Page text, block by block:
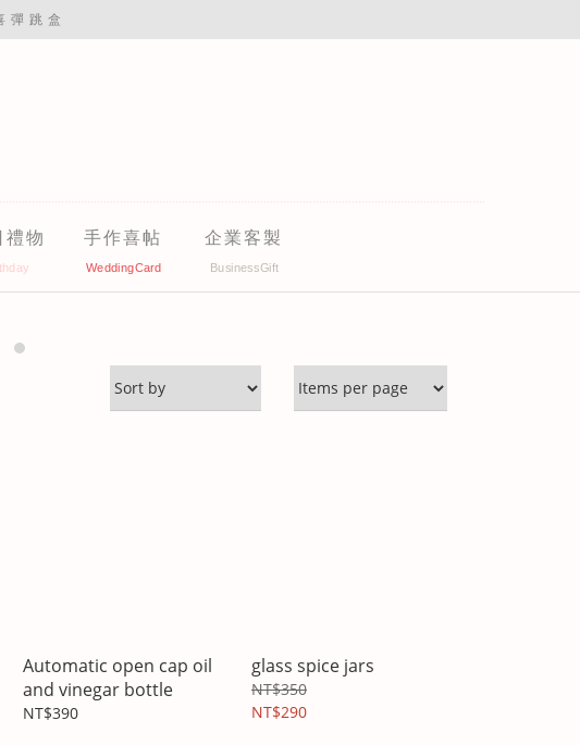
彈跳盒
禮物 手作喜帖 企業客製
Automatic open cap oil
and vinegar bottle
NT$390
glass spice jars
NT$350
NT$290